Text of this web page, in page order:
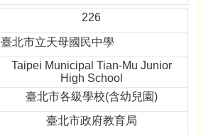
226
臺北市立天母國民中學
Taipei Municipal Tian-Mu Junior
High School
臺北市各級學校(含幼兒園)
臺北市政府教育局